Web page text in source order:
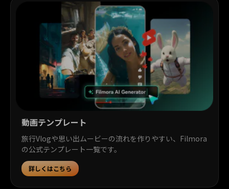
動画テンプレート
旅行Vlogや思い出ムービーの流れを作りやすい、Filmora
の公式テンプレート一覧です。
詳しくはこちら